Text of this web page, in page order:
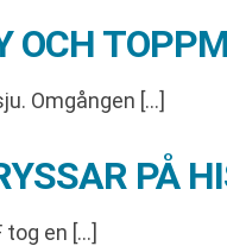
OCH
Omgången […]
PÅ
en […]